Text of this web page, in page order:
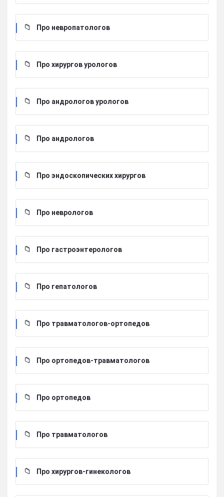
Про невропатологов
Про хирургов урологов
Про андрологов урологов
Про андрологов
Про эндоскопических хирургов
Про неврологов
Про гастроэнтерологов
Про гепатологов
Про травматологов-ортопедов
Про ортопедов-травматологов
Про ортопедов
Про травматологов
Про хирургов-гинекологов